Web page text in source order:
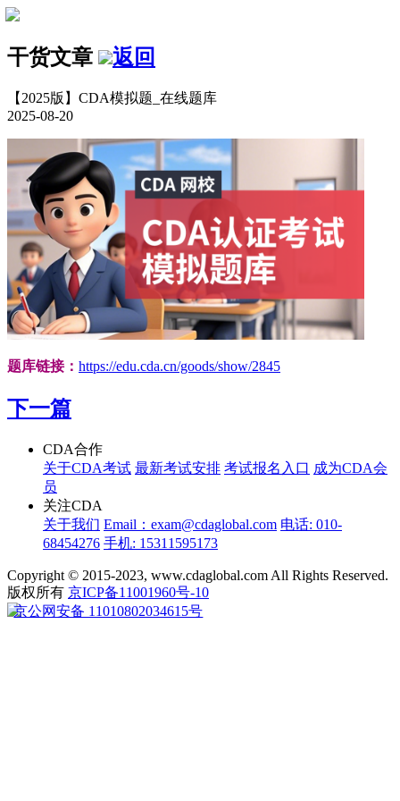
干货文章 返回
【2025版】CDA模拟题_在线题库
2025-08-20
题库链接： https://edu.cda.cn/goods/show/2845
下一篇
CDA合作
关于CDA考试 最新考试安排 考试报名入口 成为CDA会
员
关注CDA
关于我们 Email：exam@cdaglobal.com 电话: 010-
68454276 手机: 15311595173
Copyright © 2015-2023, www.cdaglobal.com All Rights Reserved.
版权所有 京ICP备11001960号-10
京公网安备 11010802034615号